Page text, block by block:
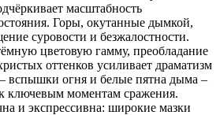
масштабность
Горы, окутанные дымкой,
суровости и безжалостности.
цветовую гамму, преобладание
оттенков усиливает драматизм
вспышки огня и белые пятна дыма –
ключевым моментам сражения.
и экспрессивна: широкие мазки